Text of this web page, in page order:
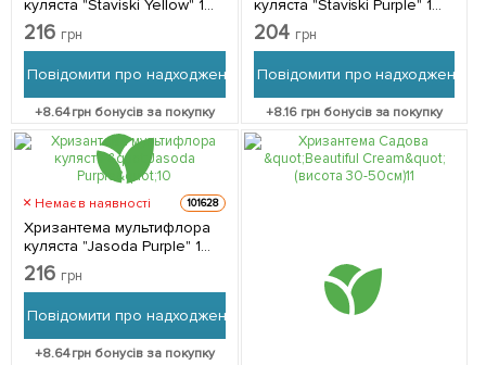
куляста "Staviski Yellow" 1
саджанець в упаковці
216 грн
Повідомити про надходження
+8.64грн бонусів за покупку
куляста "Staviski Purple" 1
саджанець в упаковці
204 грн
Повідомити про надходження
+8.16грн бонусів за покупку
Немає в наявності 101628
Хризантема мультифлора
куляста "Jasoda Purple" 1
саджанець в упаковці
216 грн
Повідомити про надходження
+8.64грн бонусів за покупку